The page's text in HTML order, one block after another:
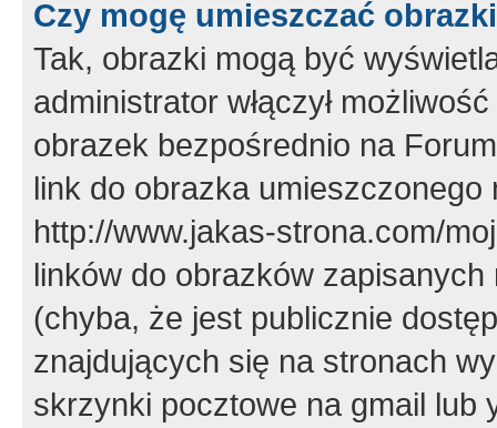
Czy mogę umieszczać
Tak, obrazki mogą być
administrator włączył
obrazek bezpośrednio na
link do obrazka
http://www.jakas-strona.com/
linków do obrazków
(chyba, że jest publicznie
znajdujących się na stronach
skrzynki pocztowe na gmail lub